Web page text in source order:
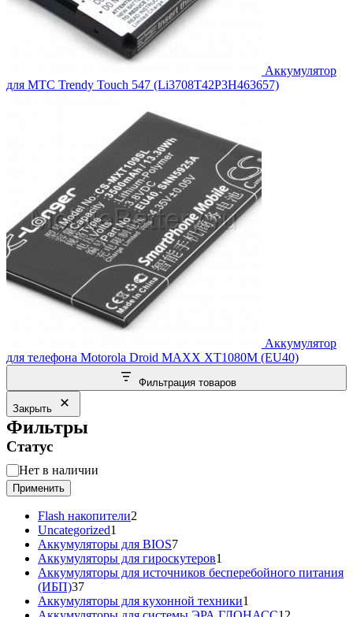
Аккумулятор
для МТС Trendy Touch 547 (Li3708T42P3H463657)
Аккумулятор
для телефона Motorola Droid MAXX XT1080M (EU40)
Фильтрация товаров
Закрыть
Фильтры
Статус
Статус
Нет в наличии
Применить
Flash накопители2
Uncategorized1
товар
Аккумуляторы для BIOS77
товаров
Аккумуляторы для гироскутеров1
товар
Аккумуляторы для источников бесперебойного питания
(ИБП)3737
товаров
Аккумуляторы для кухонной техники1